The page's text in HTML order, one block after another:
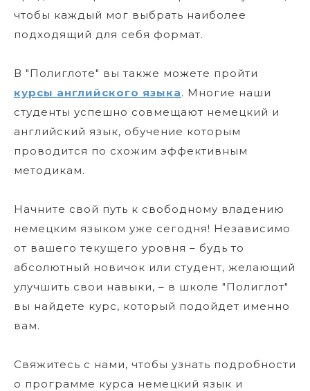
чтобы каждый мог выбрать наиболее
подходящий для себя формат.
В "Полиглоте" вы также можете пройти
курсы английского языка. Многие наши
студенты успешно совмещают немецкий и
английский язык, обучение которым
проводится по схожим эффективным
методикам.
Начните свой путь к свободному владению
немецким языком уже сегодня! Независимо
от вашего текущего уровня – будь то
абсолютный новичок или студент, желающий
улучшить свои навыки, – в школе "Полиглот"
вы найдете курс, который подойдет именно
вам.
Свяжитесь с нами, чтобы узнать подробности
о программе курса немецкий язык и